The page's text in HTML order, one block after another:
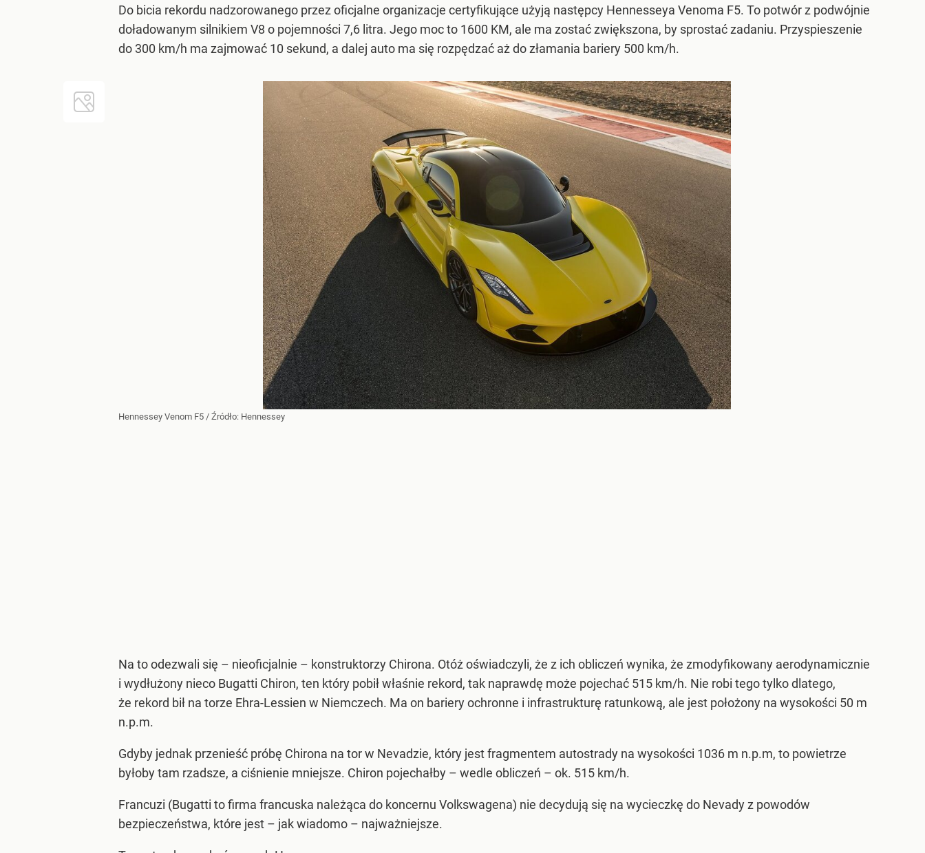
Do bicia rekordu nadzorowanego przez oficjalne organizacje certyfikujące użyją następcy Hennesseya Venoma F5. To potwór z podwójnie
doładowanym silnikiem V8 o pojemności 7,6 litra. Jego moc to 1600 KM, ale ma zostać zwiększona, by sprostać zadaniu. Przyspieszenie
do 300 km/h ma zajmować 10 sekund, a dalej auto ma się rozpędzać aż do złamania bariery 500 km/h.
Hennessey Venom F5 / Źródło: Hennessey
Na to odezwali się – nieoficjalnie – konstruktorzy Chirona. Otóż oświadczyli, że z ich obliczeń wynika, że zmodyfikowany aerodynamicznie
i wydłużony nieco Bugatti Chiron, ten który pobił właśnie rekord, tak naprawdę może pojechać 515 km/h. Nie robi tego tylko dlatego,
że rekord bił na torze Ehra-Lessien w Niemczech. Ma on bariery ochronne i infrastrukturę ratunkową, ale jest położony na wysokości 50 m
n.p.m.
Gdyby jednak przenieść próbę Chirona na tor w Nevadzie, który jest fragmentem autostrady na wysokości 1036 m n.p.m, to powietrze
byłoby tam rzadsze, a ciśnienie mniejsze. Chiron pojechałby – wedle obliczeń – ok. 515 km/h.
Francuzi (Bugatti to firma francuska należąca do koncernu Volkswagena) nie decydują się na wycieczkę do Nevady z powodów
bezpieczeństwa, które jest – jak wiadomo – najważniejsze.